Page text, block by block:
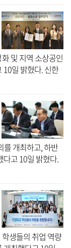
및 지역 소상공인
10일 밝혔다. 신한
에서 진행된 협약
개최하고, 하반
다고 10일 밝혔다.
최초로 연초 수
생들의 취업 역량